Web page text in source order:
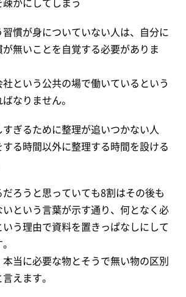
慣が身についていない人は、自分に
無いことを自覚する必要がありま
という公共の場で働いているという
なりません。
ぎるために整理が追いつかない人
る時間以外に整理する時間を設ける
ろうと思っていても8割はその後も
という言葉が示す通り、何となく必
う理由で資料を置きっぱなしにして
当に必要な物とそうで無い物の区別
えます。